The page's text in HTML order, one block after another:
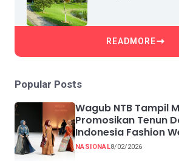
READMORE
Popular Posts
Wagub NTB Tampil
Promosikan Tenun
Indonesia Fashion
NASIONAL8/02/2026